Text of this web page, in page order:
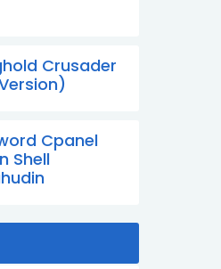
Crusader
Cpanel
Shell